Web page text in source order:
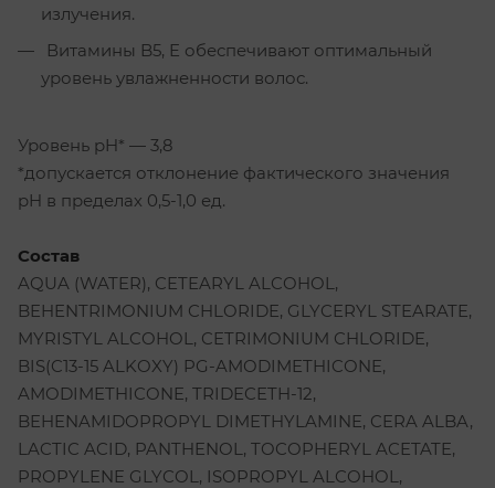
излучения.
Витамины B5, E обеспечивают оптимальный
уровень увлажненности волос.
Уровень pH* — 3,8
*допускается отклонение фактического значения
pH в пределах 0,5-1,0 ед.
Состав
AQUA (WATER), CETEARYL ALCOHOL,
BEHENTRIMONIUM CHLORIDE, GLYCERYL STEARATE,
MYRISTYL ALCOHOL, CETRIMONIUM CHLORIDE,
BIS(C13-15 ALKOXY) PG-AMODIMETHICONE,
AMODIMETHICONE, TRIDECETH-12,
BEHENAMIDOPROPYL DIMETHYLAMINE, CERA ALBA,
LACTIC ACID, PANTHENOL, TOCOPHERYL ACETATE,
PROPYLENE GLYCOL, ISOPROPYL ALCOHOL,